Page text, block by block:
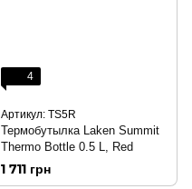
4
Артикул: TS5R
Термобутылка Laken Summit
Thermo Bottle 0.5 L, Red
1 711 грн